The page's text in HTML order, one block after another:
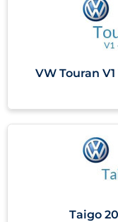
VW Touran V1
Taigo